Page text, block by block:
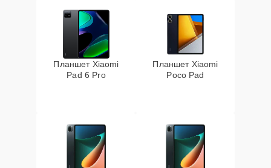
Планшет Xiaomi
Pad 6 Pro
Планшет Xiaomi
Poco Pad